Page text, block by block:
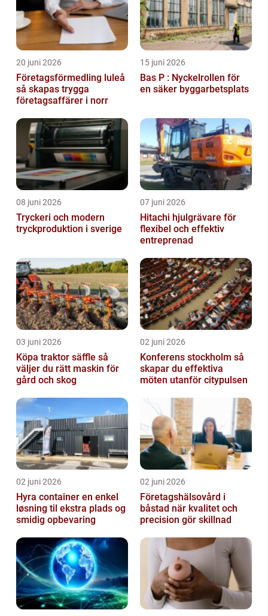
20 juni 2026
Företagsförmedling luleå
så skapas trygga
företagsaffärer i norr
15 juni 2026
Bas P : Nyckelrollen för
en säker byggarbetsplats
08 juni 2026
Tryckeri och modern
tryckproduktion i sverige
07 juni 2026
Hitachi hjulgrävare för
flexibel och effektiv
entreprenad
03 juni 2026
Köpa traktor säffle så
väljer du rätt maskin för
gård och skog
02 juni 2026
Konferens stockholm så
skapar du effektiva
möten utanför citypulsen
02 juni 2026
Hyra container en enkel
løsning til ekstra plads og
smidig opbevaring
02 juni 2026
Företagshälsovård i
båstad när kvalitet och
precision gör skillnad